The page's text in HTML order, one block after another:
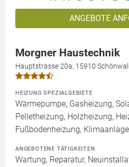
ANGEBOTE
Morgner Haustechnik
Hauptstrasse 20a, 15910
HEIZUNG SPEZIALGEBIETE
Wärmepumpe, Gasheizung,
Pelletheizung, Holzheizung,
Fußbodenheizung, Klimaanlage
ANGEBOTENE TÄTIGKEITEN
Wartung, Reparatur,